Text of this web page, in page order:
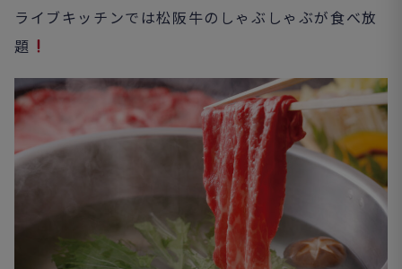
ライブキッチンでは松阪牛のしゃぶしゃぶが食べ放
題